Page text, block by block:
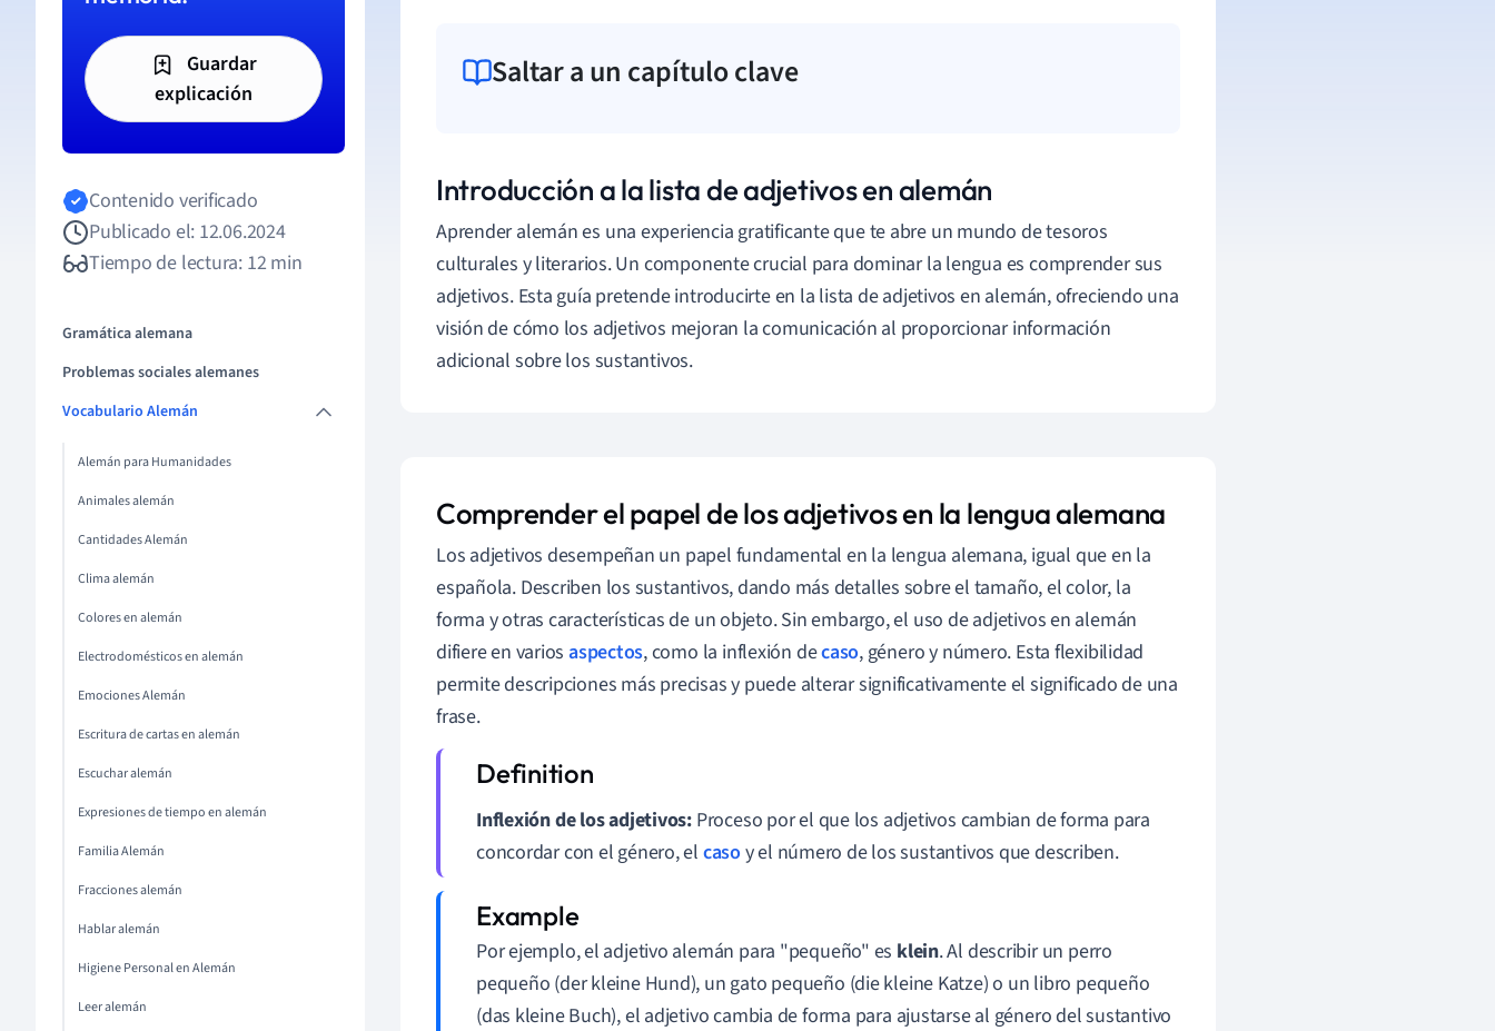
Guardar
explicación
Contenido verificado
Publicado el: 12.06.2024
Tiempo de lectura: 12 min
Gramática alemana
Problemas sociales alemanes
Vocabulario Alemán
Alemán para Humanidades
Animales alemán
Cantidades Alemán
Clima alemán
Colores en alemán
Electrodomésticos en alemán
Emociones Alemán
Escritura de cartas en alemán
Escuchar alemán
Expresiones de tiempo en alemán
Familia Alemán
Fracciones alemán
Hablar alemán
Higiene Personal en Alemán
Leer alemán
Saltar a un capítulo clave
Introducción a la lista de adjetivos en alemán
Aprender alemán es una experiencia gratificante que te abre un mundo de tesoros
culturales y literarios. Un componente crucial para dominar la lengua es comprender sus
adjetivos. Esta guía pretende introducirte en la lista de adjetivos en alemán, ofreciendo una
visión de cómo los adjetivos mejoran la comunicación al proporcionar información
adicional sobre los sustantivos.
Comprender el papel de los adjetivos en la lengua alemana
Los adjetivos desempeñan un papel fundamental en la lengua alemana, igual que en la
española. Describen los sustantivos, dando más detalles sobre el tamaño, el color, la
forma y otras características de un objeto. Sin embargo, el uso de adjetivos en alemán
difiere en variosaspectos, como la inflexión decaso, género y número. Esta flexibilidad
permite descripciones más precisas y puede alterar significativamente el significado de una
frase.
Inflexión de los adjetivos: Proceso por el que los adjetivos cambian de forma para
concordar con el género, el casoy el número de los sustantivos que describen.
Por ejemplo, el adjetivo alemán para "pequeño" es klein. Al describir un perro
pequeño (der kleine Hund), un gato pequeño (die kleine Katze) o un libro pequeño
(das kleine Buch), el adjetivo cambia de forma para ajustarse al género del sustantivo